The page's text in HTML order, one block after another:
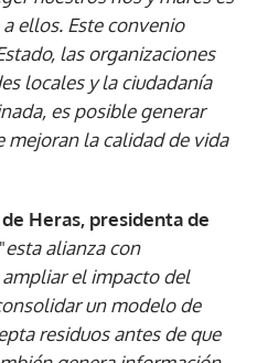
ellos. Este convenio
las organizaciones
locales y la ciudadanía
es posible generar
mejoran la calidad de vida
Heras, presidenta de
esta alianza con
el impacto del
un modelo de
residuos antes de que